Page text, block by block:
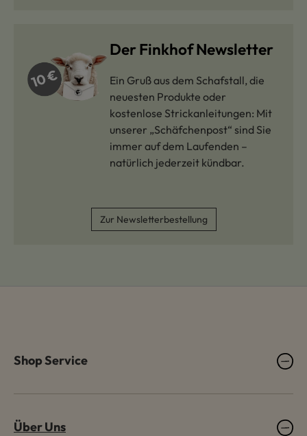
Der Finkhof Newsletter
Ein Gruß aus dem Schafstall, die
neuesten Produkte oder
kostenlose Strickanleitungen: Mit
unserer „Schäfchenpost“ sind Sie
immer auf dem Laufenden –
natürlich jederzeit kündbar.
Zur Newsletterbestellung
Shop Service
Über Uns